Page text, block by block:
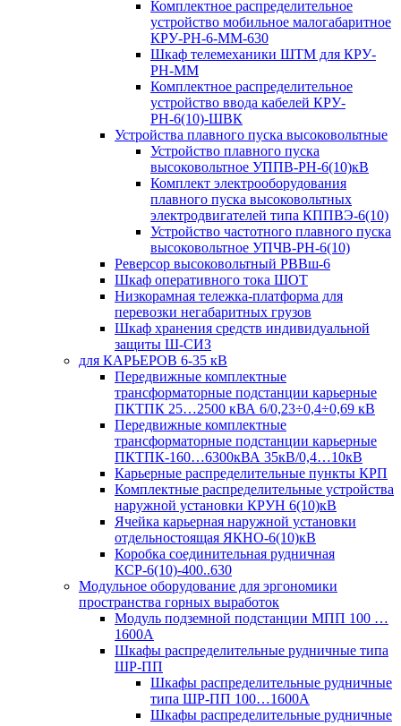
Комплектное распределительное
устройство мобильное малогабаритное
КРУ-РН-6-ММ-630
Шкаф телемеханики ШТМ для КРУ-
РН-ММ
Комплектное распределительное
устройство ввода кабелей КРУ-
РН-6(10)-ШВК
Устройства плавного пуска высоковольтные
Устройство плавного пуска
высоковольтное УППВ-РН-6(10)кВ
Комплект электрооборудования
плавного пуска высоковольтных
электродвигателей типа КППВЭ-6(10)
Устройство частотного плавного пуска
высоковольтное УПЧВ-РН-6(10)
Реверсор высоковольтный РВВш-6
Шкаф оперативного тока ШОТ
Низкорамная тележка-платформа для
перевозки негабаритных грузов
Шкаф хранения средств индивидуальной
защиты Ш-СИЗ
для КАРЬЕРОВ 6-35 кВ
Передвижные комплектные
трансформаторные подстанции карьерные
ПКТПК 25…2500 кВА 6/0,23÷0,4÷0,69 кВ
Передвижные комплектные
трансформаторные подстанции карьерные
ПКТПК-160…6300кВА 35кВ/0,4…10кВ
Карьерные распределительные пункты КРП
Комплектные распределительные устройства
наружной установки КРУН 6(10)кВ
Ячейка карьерная наружной установки
отдельностоящая ЯКНО-6(10)кВ
Коробка соединительная рудничная
КСР-6(10)-400..630
Модульное оборудование для эргономики
пространства горных выработок
Модуль подземной подстанции МПП 100 …
1600А
Шкафы распределительные рудничные типа
ШР-ПП
Шкафы распределительные рудничные
типа ШР-ПП 100…1600А
Шкафы распределительные рудничные